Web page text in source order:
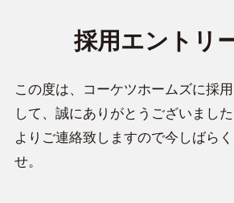
採用エントリ
この度は、コーケツホームズに採
して、誠にありがとうございました
よりご連絡致しますので今しばら
せ。